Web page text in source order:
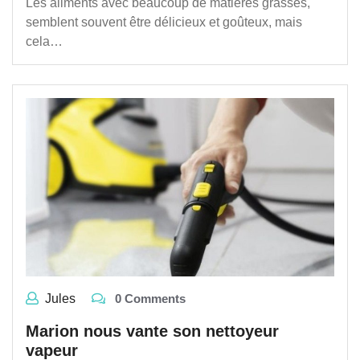
Les aliments avec beaucoup de matières grasses,
semblent souvent être délicieux et goûteux, mais
cela…
Jules 0 Comments
Marion nous vante son nettoyeur
vapeur